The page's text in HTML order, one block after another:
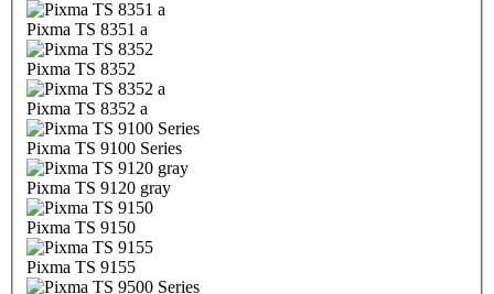
Pixma TS 8351 a
Pixma TS 8352
Pixma TS 8352 a
Pixma TS 9100 Series
Pixma TS 9120 gray
Pixma TS 9150
Pixma TS 9155